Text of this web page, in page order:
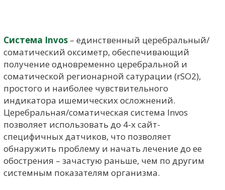
Система Invos – единственный церебральный/
соматический оксиметр, обеспечивающий
получение одновременно церебральной и
соматической регионарной сатурации (rSO2),
простого и наиболее чувствительного
индикатора ишемических осложнений.
Церебральная/соматическая система Invos
позволяет использовать до 4-х сайт-
специфичных датчиков, что позволяет
обнаружить проблему и начать лечение до ее
обострения – зачастую раньше, чем по другим
системным показателям организма.